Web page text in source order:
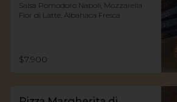
Salsa Pomodoro Napoli, Mozzarella
Fior di Latte, Albahaca Fresca
$7.900